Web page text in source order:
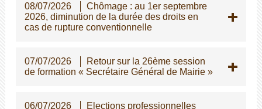
08/07/2026
Chômage : au 1er septembre
2026, diminution de la durée des droits en
cas de rupture conventionnelle
07/07/2026
Retour sur la 26ème session
de formation « Secrétaire Général de Mairie »
06/07/2026
Elections professionnelles